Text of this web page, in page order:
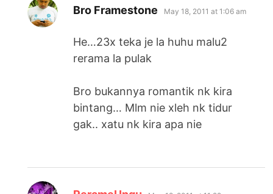
Bro Framestone says:
May 18, 2011 at 1:06 am
He…23x teka je la huhu malu2
rerama la pulak
Bro bukannya romantik nk kira
bintang… Mlm nie xleh nk tidur
gak.. xatu nk kira apa nie